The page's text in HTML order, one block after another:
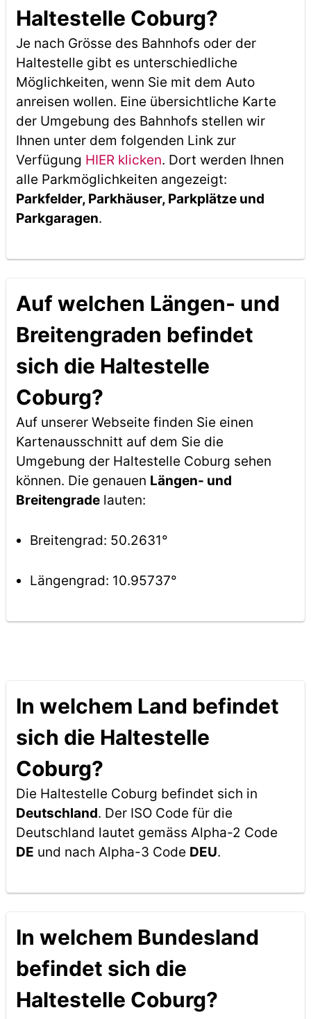
Haltestelle Coburg?
Je nach Grösse des Bahnhofs oder der
Haltestelle gibt es unterschiedliche
Möglichkeiten, wenn Sie mit dem Auto
anreisen wollen. Eine übersichtliche Karte
der Umgebung des Bahnhofs stellen wir
Ihnen unter dem folgenden Link zur
Verfügung HIER klicken. Dort werden Ihnen
alle Parkmöglichkeiten angezeigt:
Parkfelder, Parkhäuser, Parkplätze und
Parkgaragen.
Auf welchen Längen- und
Breitengraden befindet
sich die Haltestelle
Coburg?
Auf unserer Webseite finden Sie einen
Kartenausschnitt auf dem Sie die
Umgebung der Haltestelle Coburg sehen
können. Die genauen Längen- und
Breitengradelauten:
Breitengrad: 50.2631°
Längengrad: 10.95737°
In welchem Land befindet
sich die Haltestelle
Coburg?
Die Haltestelle Coburg befindet sich in
Deutschland. Der ISO Code für die
Deutschland lautet gemäss Alpha-2 Code
DE und nach Alpha-3 Code DEU.
In welchem Bundesland
befindet sich die
Haltestelle Coburg?